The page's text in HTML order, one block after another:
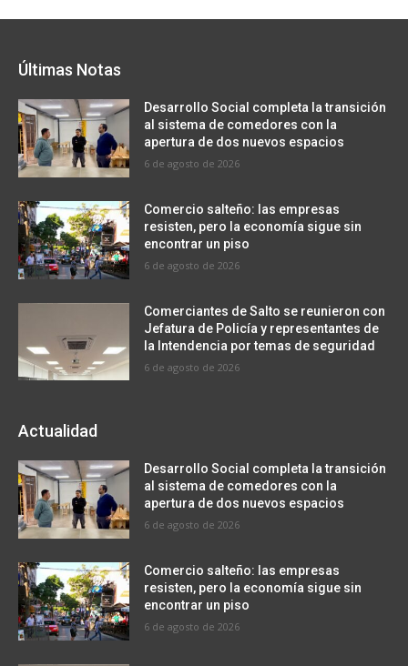
Últimas Notas
Desarrollo Social completa la transición
al sistema de comedores con la
apertura de dos nuevos espacios
6 de agosto de 2026
Comercio salteño: las empresas
resisten, pero la economía sigue sin
encontrar un piso
6 de agosto de 2026
Comerciantes de Salto se reunieron con
Jefatura de Policía y representantes de
la Intendencia por temas de seguridad
6 de agosto de 2026
Actualidad
Desarrollo Social completa la transición
al sistema de comedores con la
apertura de dos nuevos espacios
6 de agosto de 2026
Comercio salteño: las empresas
resisten, pero la economía sigue sin
encontrar un piso
6 de agosto de 2026